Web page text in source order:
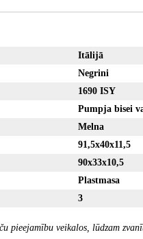
Itālijā
Negrini
1690 ISY
Pumpja bisei
Melna
91,5x40x11,5
90x33x10,5
Plastmasa
3
pieejamību veikalos, lūdzam